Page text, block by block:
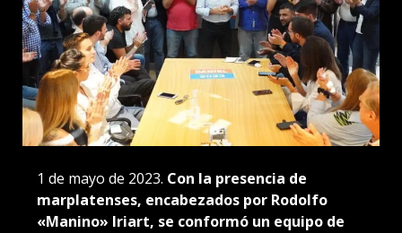
1 de mayo de 2023. Con la presencia de
marplatenses, encabezados por Rodolfo
«Manino» Iriart, se conformó un equipo de